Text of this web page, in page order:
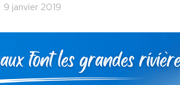
9 janvier 2019